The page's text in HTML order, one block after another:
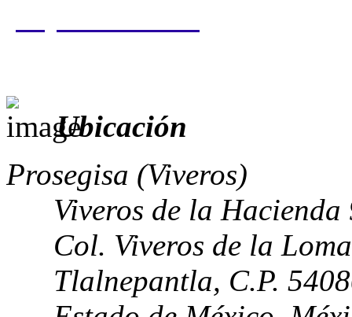
Ubicación
Prosegisa (Viveros)
Viveros de la Hacienda
Col. Viveros de la Loma
Tlalnepantla, C.P.